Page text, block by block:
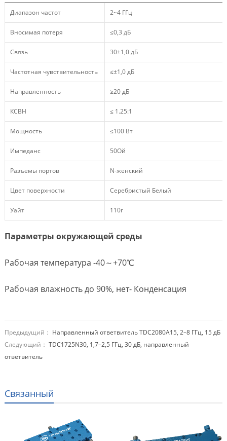
Диапазон частот 2~4 ГГц
Вносимая потеря ≤0,3 дБ
Связь 30±1,0 дБ
Частотная чувствительность ≤±1,0 дБ
Направленность ≥20 дБ
КСВН ≤ 1.25:1
Мощность ≤100 Вт
Импеданс 50Ой
Разъемы портов N-женский
Цвет поверхности Серебристый Белый
Уайт 110г
Параметры окружающей среды
Рабочая температура -40～+70℃
Рабочая влажность до 90%, нет- Конденсация
Предыдущий： Направленный ответвитель TDC2080A15, 2–8 ГГц, 15 дБ
Следующий： TDC1725N30, 1,7–2,5 ГГц, 30 дБ, направленный
ответвитель
Связанный